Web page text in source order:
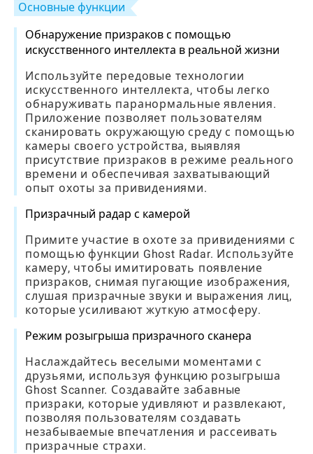
Основные функции
Обнаружение призраков с помощью
искусственного интеллекта в реальной жизни
Используйте передовые технологии
искусственного интеллекта, чтобы легко
обнаруживать паранормальные явления.
Приложение позволяет пользователям
сканировать окружающую среду с помощью
камеры своего устройства, выявляя
присутствие призраков в режиме реального
времени и обеспечивая захватывающий
опыт охоты за привидениями.
Призрачный радар с камерой
Примите участие в охоте за привидениями с
помощью функции Ghost Radar. Используйте
камеру, чтобы имитировать появление
призраков, снимая пугающие изображения,
слушая призрачные звуки и выражения лиц,
которые усиливают жуткую атмосферу.
Режим розыгрыша призрачного сканера
Наслаждайтесь веселыми моментами с
друзьями, используя функцию розыгрыша
Ghost Scanner. Создавайте забавные
призраки, которые удивляют и развлекают,
позволяя пользователям создавать
незабываемые впечатления и рассеивать
призрачные страхи.